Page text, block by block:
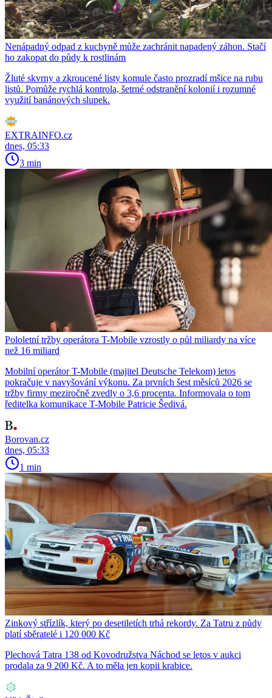
Nenápadný odpad z kuchyně může zachránit napadený záhon. Stačí
ho zakopat do půdy k rostlinám
Žluté skvrny a zkroucené listy komule často prozradí mšice na rubu
listů. Pomůže rychlá kontrola, šetrné odstranění kolonií i rozumné
využití banánových slupek.
EXTRAINFO.cz
dnes, 05:33
3 min
Pololetní tržby operátora T-Mobile vzrostly o půl miliardy na více
než 16 miliard
Mobilní operátor T-Mobile (majitel Deutsche Telekom) letos
pokračuje v navyšování výkonu. Za prvních šest měsíců 2026 se
tržby firmy meziročně zvedly o 3,6 procenta. Informovala o tom
ředitelka komunikace T-Mobile Patricie Šedivá.
Borovan.cz
dnes, 05:33
1 min
Zinkový střízlík, který po desetiletích trhá rekordy. Za Tatru z půdy
platí sběratelé i 120 000 Kč
Plechová Tatra 138 od Kovodružstva Náchod se letos v aukci
prodala za 9 200 Kč. A to měla jen kopii krabice.